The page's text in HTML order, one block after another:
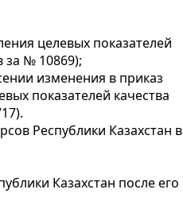
целевых показателей
за № 10869);
изменения в приказ
показателей качества
Республики Казахстан в
Казахстан после его